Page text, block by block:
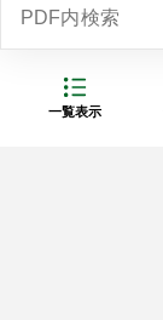
一覧表示